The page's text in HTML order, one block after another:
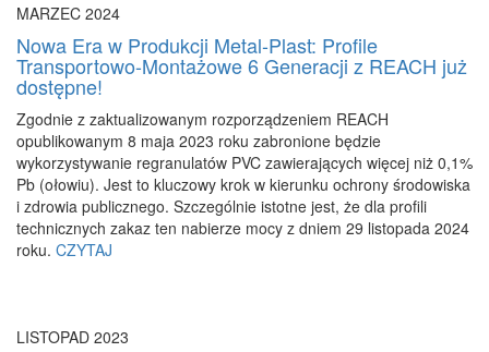
MARZEC 2024
Nowa Era w Produkcji Metal-Plast: Profile
Transportowo-Montażowe 6 Generacji z REACH już
dostępne!
Zgodnie z zaktualizowanym rozporządzeniem REACH
opublikowanym 8 maja 2023 roku zabronione będzie
wykorzystywanie regranulatów PVC zawierających więcej niż 0,1%
Pb (ołowiu). Jest to kluczowy krok w kierunku ochrony środowiska
i zdrowia publicznego. Szczególnie istotne jest, że dla profili
technicznych zakaz ten nabierze mocy z dniem 29 listopada 2024
roku. CZYTAJ
LISTOPAD 2023